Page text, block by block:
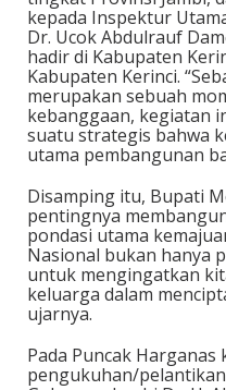
kepada Inspektur
Dr. Ucok Abdulrauf
hadir di Kabupaten
Kabupaten Kerinci.
merupakan sebuah
kebanggaan, kegiatan
suatu strategis bahwa
utama pembangunan
Disamping itu, Bupati
pentingnya
pondasi utama
Nasional bukan hanya
untuk mengingatkan
keluarga dalam
ujarnya.
Pada Puncak
pengukuhan/